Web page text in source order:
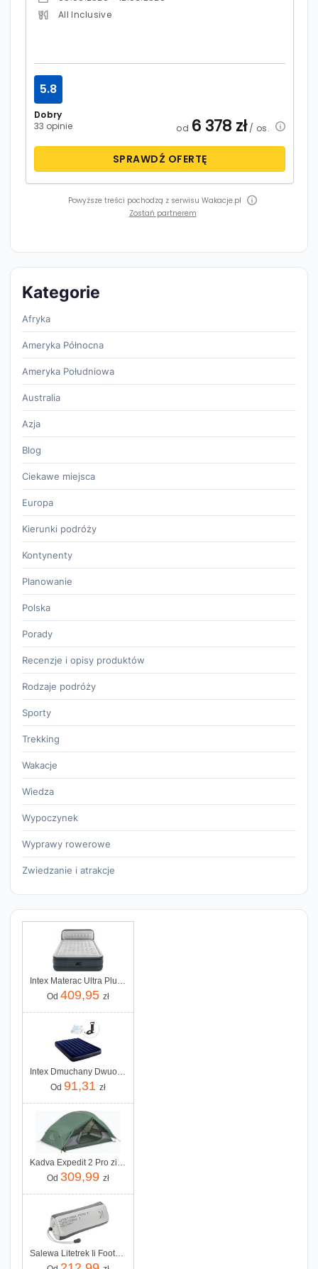
All Inclusive
Dobry
33 opinie
5.8
od 6 378 zł/ os.
SPRAWDŹ OFERTĘ
Powyższe treści pochodzą z serwisu Wakacje.pl
Zostań partnerem
Kategorie
Afryka
Ameryka Północna
Ameryka Południowa
Australia
Azja
Blog
Ciekawe miejsca
Europa
Kierunki podróży
Kontynenty
Planowanie
Polska
Porady
Recenzje i opisy produktów
Rodzaje podróży
Sporty
Trekking
Wakacje
Wiedza
Wypoczynek
Wyprawy rowerowe
Zwiedzanie i atrakcje
Intex Materac Ultra Plush Headboard 64448
Od 409,95 zł
Intex Dmuchany Dwuosobowy Z Pompką Tłokową 64758 68612
Od 91,31 zł
Kadva Expedit 2 Pro zielony
Od 309,99 zł
Salewa Litetrek Ii Footprint Grey